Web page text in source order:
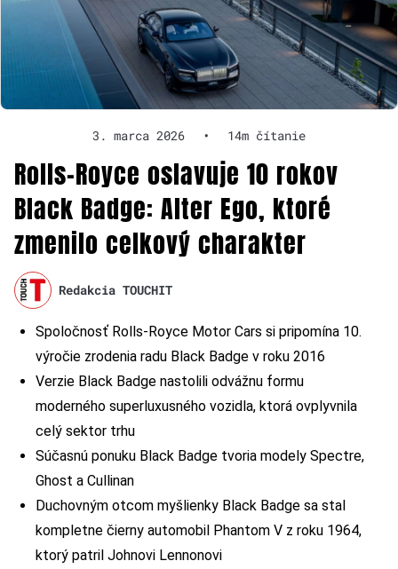
3. marca 2026 • 14m čítanie
Rolls-Royce oslavuje 10 rokov
Black Badge: Alter Ego, ktoré
zmenilo celkový charakter
Redakcia TOUCHIT
Spoločnosť Rolls-Royce Motor Cars si pripomína 10.
výročie zrodenia radu Black Badge v roku 2016
Verzie Black Badge nastolili odvážnu formu
moderného superluxusného vozidla, ktorá ovplyvnila
celý sektor trhu
Súčasnú ponuku Black Badge tvoria modely Spectre,
Ghost a Cullinan
Duchovným otcom myšlienky Black Badge sa stal
kompletne čierny automobil Phantom V z roku 1964,
ktorý patril Johnovi Lennonovi